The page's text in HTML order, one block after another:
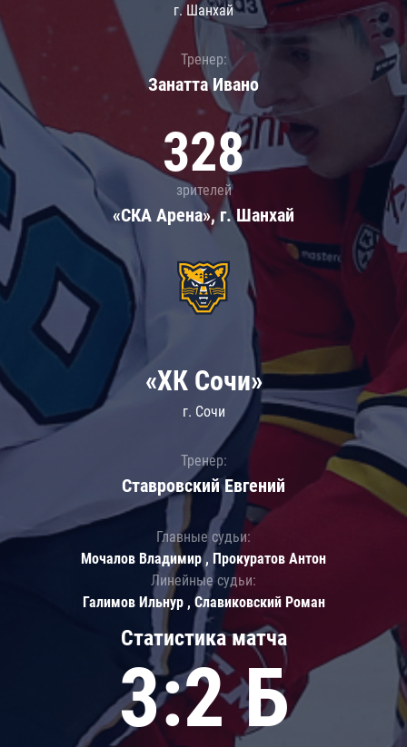
г. Шанхай
Тренер:
Занатта Иванo
328
зрителей
«СКА Арена», г. Шанхай
Статистика матча
3:2 Б
«ХК Сочи»
г. Сочи
Тренер:
Ставровский Евгений
Главные судьи:
Мочалов Владимир , Прокуратов Антон
Линейные судьи:
Галимов Ильнур , Славиковский Роман